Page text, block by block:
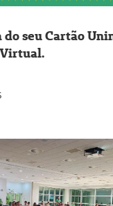
seu Cartão